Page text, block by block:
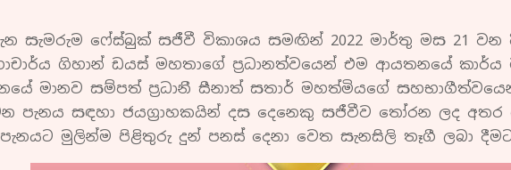
සැමරුම ෆේස්බුක් සජීවී විකාශය සමඟින් 2022 මාර්තු මස 21 වන
ගිහාන් ඩයස් මහතාගේ ප්‍රධානත්වයෙන් එම ආයතනයේ
මානව සම්පත් ප්‍රධානී සීනාත් සතාර් මහත්මියගේ
පැනය සඳහා ජයග්‍රාහකයින් දස දෙනෙකු සජීවීව තෝරන ලද
මුලින්ම පිළිතුරු දුන් පනස් දෙනා වෙත සැනසිලි තෑගී ලබා